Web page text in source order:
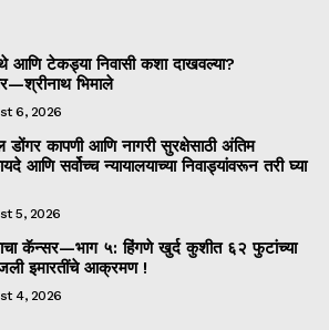
आणि टेकड्या निवासी कशा दाखवल्या?
भिमाले
6, 2026
डोंगर कापणी आणि नागरी सुरक्षेसाठी अंतिम
आणि सर्वोच्च न्यायालयाच्या निवाड्यांवरून तरी घ्या
5, 2026
कॅन्सर—भाग ५: हिंगणे खुर्द कुशीत ६२ फुटांच्या
इमारतींचे आक्रमण !
4, 2026